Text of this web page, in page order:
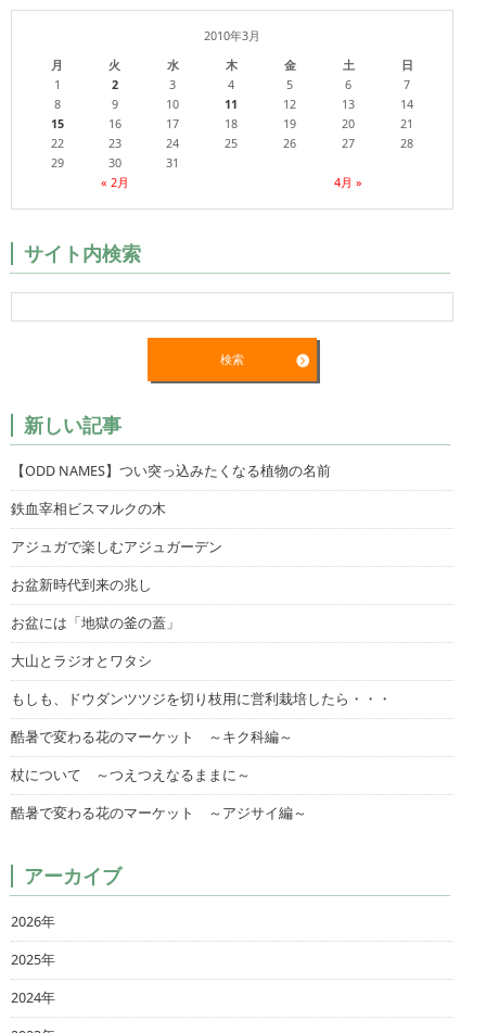
2010年3月
月
火 水 木 金 土 日
« 2月 4月 »
1 2 3 4 5 6
7
8
9 10 11 12 13
14
15
16 17 18 19 20
21
22
23 24 25 26 27
28
29
30 31
サイト内検索
新しい記事
【ODD NAMES】つい突っ込みたくなる植物の名前
鉄血宰相ビスマルクの木
アジュガで楽しむアジュガーデン
お盆新時代到来の兆し
お盆には「地獄の釜の蓋」
大山とラジオとワタシ
もしも、ドウダンツツジを切り枝用に営利栽培したら・・・
酷暑で変わる花のマーケット ～キク科編～
杖について ～つえつえなるままに～
酷暑で変わる花のマーケット ～アジサイ編～
アーカイブ
2026年
2025年
2024年